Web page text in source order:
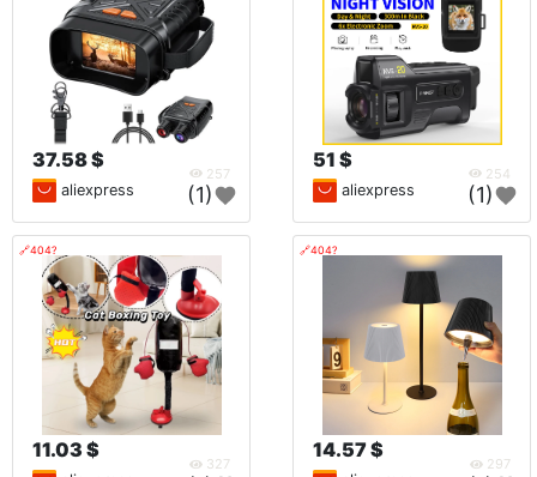
37.58 $
257
aliexpress (1)
51 $
254
aliexpress (1)
🔗404?
11.03 $
327
🔗404?
14.57 $
297